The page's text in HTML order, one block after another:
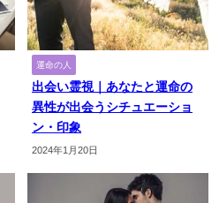
運命の人
出会い霊視｜あなたと運命の
異性が出会うシチュエーショ
ン・印象
2024年1月20日